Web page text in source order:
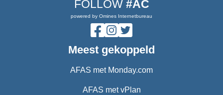
FOLLOW #AC
powered by Omines Internetbureau
Meest gekoppeld
AFAS met Monday.com
AFAS met vPlan